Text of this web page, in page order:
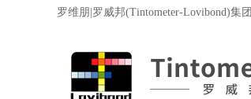
罗维朋|罗威邦(Tintometer-Lovibond)集团